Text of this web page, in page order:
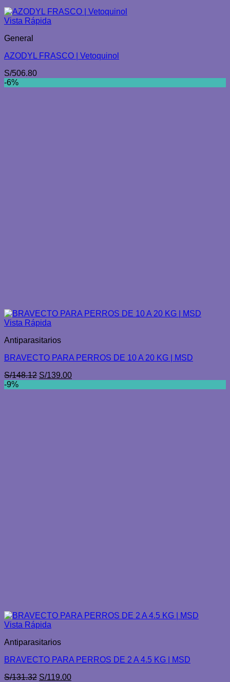
Vista Rápida
General
AZODYL FRASCO | Vetoquinol
S/506.80
-6%
Vista Rápida
Antiparasitarios
BRAVECTO PARA PERROS DE 10 A 20 KG | MSD
S/148.12 El
S/139.00El
-9%
Vista Rápida
Antiparasitarios
BRAVECTO PARA PERROS DE 2 A 4.5 KG | MSD
S/131.32 El
S/119.00El